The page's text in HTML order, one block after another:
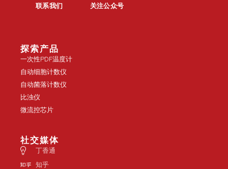
联系我们 关注公众号
探索产品
一次性PDF温度计
自动细胞计数仪
自动菌落计数仪
比浊仪
微流控芯片
社交媒体
丁香通
知乎